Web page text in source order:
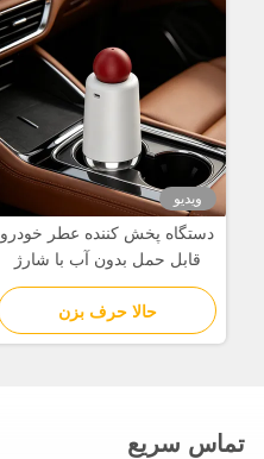
ویدیو
دستگاه پخش کننده عطر خودرو
قابل حمل بدون آب با شارژ
USB، پخش کننده روغن
ضروری برای تصفیه هوا
حالا حرف بزن
تماس سریع